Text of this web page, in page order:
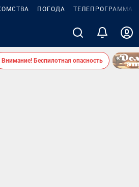
ПОГОДА ТЕЛЕПРОГРАММА
Внимание! Беспилотная опасность